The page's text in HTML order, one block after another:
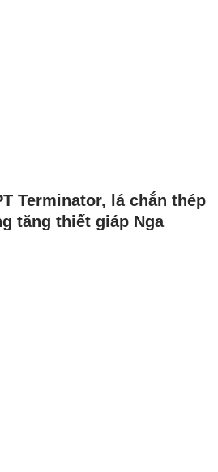
Terminator, lá chắn thép
tăng thiết giáp Nga